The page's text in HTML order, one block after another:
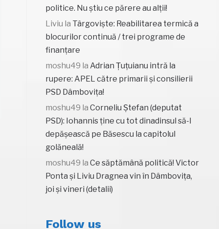
politice. Nu știu ce părere au alții!
Liviu la Târgoviște: Reabilitarea termică a
blocurilor continuă / trei programe de
finanțare
moshu49 la Adrian Țuțuianu intră la
rupere: APEL către primarii și consilierii
PSD Dâmbovița!
moshu49 la Corneliu Ștefan (deputat
PSD): Iohannis ține cu tot dinadinsul să-l
depășească pe Băsescu la capitolul
golăneală!
moshu49 la Ce săptămână politică! Victor
Ponta și Liviu Dragnea vin în Dâmbovița,
joi și vineri (detalii)
Follow us